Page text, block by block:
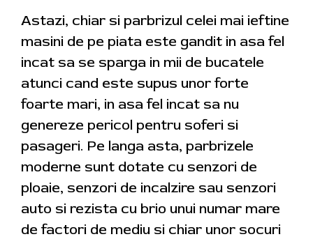
Astazi, chiar si parbrizul celei mai ieftine
masini de pe piata este gandit in asa fel
incat sa se sparga in mii de bucatele
atunci cand este supus unor forte
foarte mari, in asa fel incat sa nu
genereze pericol pentru soferi si
pasageri. Pe langa asta, parbrizele
moderne sunt dotate cu senzori de
ploaie, senzori de incalzire sau senzori
auto si rezista cu brio unui numar mare
de factori de mediu si chiar unor socuri